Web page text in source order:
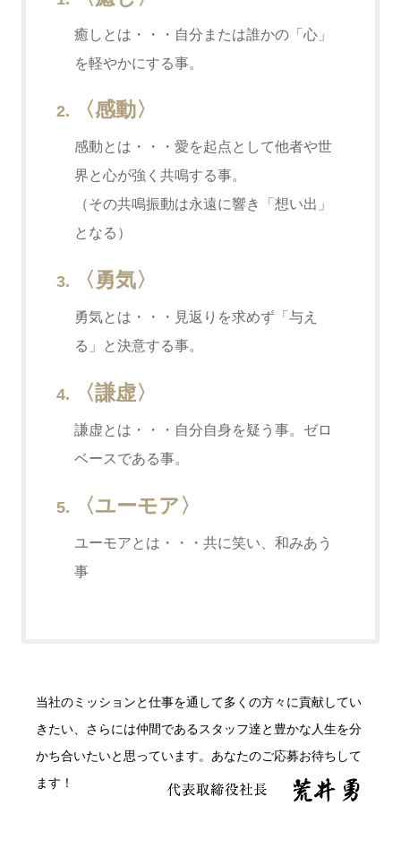
癒しとは・・・自分または誰かの「心」
を軽やかにする事。
〈感動〉
感動とは・・・愛を起点として他者や世
界と心が強く共鳴する事。
（その共鳴振動は永遠に響き「想い出」
となる）
〈勇気〉
勇気とは・・・見返りを求めず「与え
る」と決意する事。
〈謙虚〉
謙虚とは・・・自分自身を疑う事。ゼロ
ベースである事。
〈ユーモア〉
ユーモアとは・・・共に笑い、和みあう
事
当社のミッションと仕事を通して多くの方々に貢献してい
きたい、さらには仲間であるスタッフ達と豊かな人生を分
かち合いたいと思っています。あなたのご応募お待ちして
ます！